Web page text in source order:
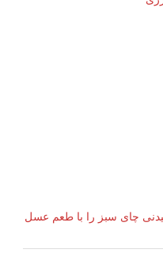
نوشیدنی چای سبز را با طعم عسل